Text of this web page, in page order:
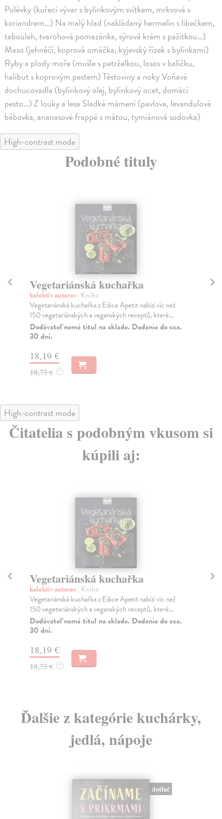
Polévky (kuřecí vývar s bylinkovým svítkem, mrkvová s
koriandrem…) Na malý hlad (nakládaný hermelín s libečkem,
tabouleh, tvarohová pomazánka, sýrová krém s pažitkou…)
Maso (jehněčí, koprová omáčka, kyjevský řízek s bylinkami)
Ryby a plody moře (mušle s petrželkou, losos v balíčku,
halibut s koprovým pestem) Těstoviny a noky Voňavá
dochucovadla (bylinkový olej, bylinkový ocet, domácí
pesto…) Z louky a lesa Sladké mámení (pavlova, levandulová
bábovka, ananasové frappé s mátou, tymiánová sodovka)
High-contrast mode
Podobné tituly
Vegetariánská kuchařka
kolektív autorov| Kniha
Vegetariánská kuchařka z Edice Apetit nabízí víc než
150 vegetariánských a veganských receptů, které...
Dodávateľ nemá titul na sklade. Dodanie do cca.
30 dní.
18,19 €
18,75 € ?
High-contrast mode
Čitatelia s podobným vkusom si
kúpili aj:
Vegetariánská kuchařka
kolektív autorov| Kniha
Vegetariánská kuchařka z Edice Apetit nabízí víc než
150 vegetariánských a veganských receptů, které...
Dodávateľ nemá titul na sklade. Dodanie do cca.
30 dní.
18,19 €
18,75 € ?
Ďalšie z kategórie kuchárky,
jedlá, nápoje
dotlač